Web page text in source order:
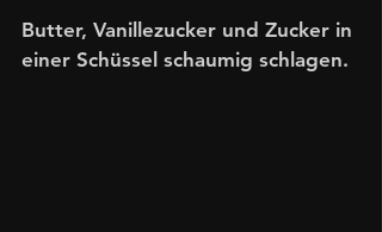
Butter, Vanillezucker und Zucker in
einer Schüssel schaumig schlagen.